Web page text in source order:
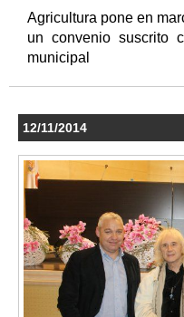
Agricultura pone en
un convenio suscrito
municipal
12/11/2014